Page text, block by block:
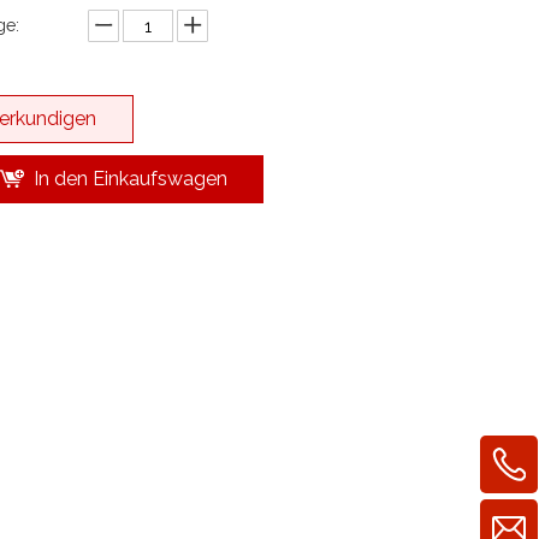
erkundigen
In den Einkaufswagen